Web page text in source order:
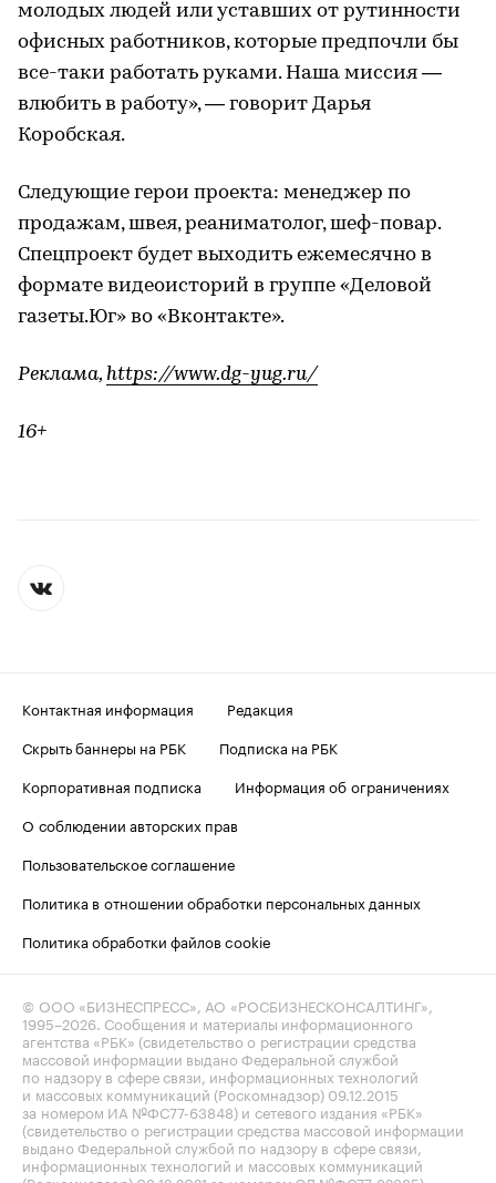
молодых людей или уставших от рутинности
офисных работников, которые предпочли бы
все-таки работать руками. Наша миссия —
влюбить в работу», — говорит Дарья
Коробская.
Следующие герои проекта: менеджер по
продажам, швея, реаниматолог, шеф-повар.
Спецпроект будет выходить ежемесячно в
формате видеоисторий в группе «Деловой
газеты.Юг» во «Вконтакте».
Реклама, https://www.dg-yug.ru/
16+
Контактная информация
Редакция
Скрыть баннеры на РБК
Подписка на РБК
Корпоративная подписка
Информация об ограничениях
О соблюдении авторских прав
Пользовательское соглашение
Политика в отношении обработки персональных данных
Политика обработки файлов cookie
© ООО «БИЗНЕСПРЕСС», АО «РОСБИЗНЕСКОНСАЛТИНГ»,
1995–2026. Сообщения и материалы информационного
агентства «РБК» (свидетельство о регистрации средства
массовой информации выдано Федеральной службой
по надзору в сфере связи, информационных технологий
и массовых коммуникаций (Роскомнадзор) 09.12.2015
за номером ИА №ФС77-63848) и сетевого издания «РБК»
(свидетельство о регистрации средства массовой информации
выдано Федеральной службой по надзору в сфере связи,
информационных технологий и массовых коммуникаций